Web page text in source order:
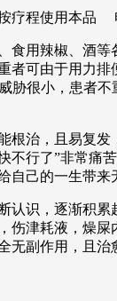
疗程使用本品
用辣椒、酒
可由于用力
很小，患者
治，且易复
行了”非常
己的一生带来
识，逐渐积
津耗液，燥
副作用，且治